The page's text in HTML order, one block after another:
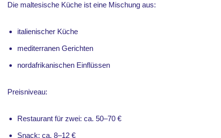
Die maltesische Küche ist eine Mischung aus:
italienischer Küche
mediterranen Gerichten
nordafrikanischen Einflüssen
Preisniveau:
Restaurant für zwei: ca. 50–70 €
Snack: ca. 8–12 €